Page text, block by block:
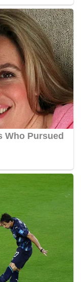
ekonomi baharu
lebih telus,
kepercayaan
Makmur
syarikat sepanjang
kesihatan awam
Cukai dan
kecekapan
daripada para
sederhana
dilengkapi
panduan semua